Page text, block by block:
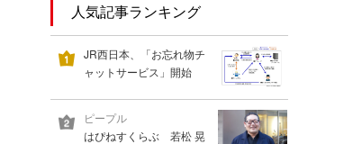
人気記事ランキング
JR西日本、「お忘れ物チ
ャットサービス」開始
ピープル
はぴねすくらぶ 若松 晃